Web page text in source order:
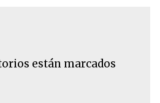
están marcados